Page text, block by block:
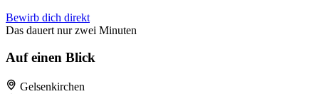
Bewirb dich direkt
Das dauert nur zwei Minuten
Auf einen Blick
Gelsenkirchen